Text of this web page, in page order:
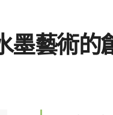
藝術的